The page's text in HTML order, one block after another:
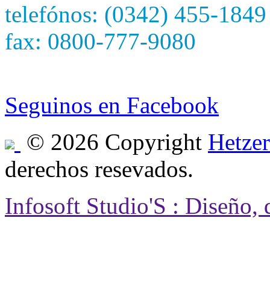
telefónos: (0342) 455-
fax: 0800-777-9080
Seguinos en Facebook
© 2026 Copyright
derechos resevados.
Infosoft Studio'S : Diseño,